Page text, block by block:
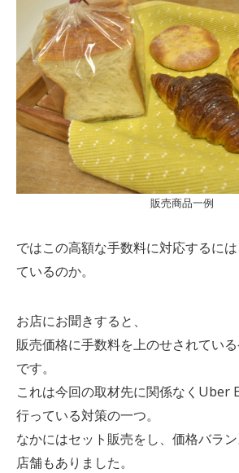
販売商品一例
ではこの高額な手数料に対応するに
ているのか。
お店にお聞きすると、
販売価格に手数料を上のせされてい
です。
これは今回の取材先に関係なくUber
行っている対策の一つ。
なかにはセット販売をし、価格バラ
店舗もありました。